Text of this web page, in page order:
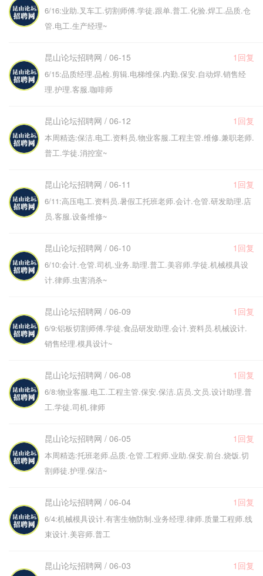
6/16:业助.叉车工.切割师傅.学徒.跟单.普工.化验.焊工.品质.仓
管.电工.生产经理~
昆山论坛招聘网 / 06-15 1回复
6/15:品质经理.品检.剪辑.电梯维保.内勤.保安.自动焊.销售经
理.护理.客服.咖啡师
昆山论坛招聘网 / 06-12 1回复
本周精选:保洁.电工.资料员.物业客服.工程主管.维修.兼职老师.
普工.学徒.消控室~
昆山论坛招聘网 / 06-11 1回复
6/11:高压电工.资料员.暑假工托班老师.会计.仓管.研发助理.店
员.客服.设备维修~
昆山论坛招聘网 / 06-10 1回复
6/10:会计.仓管.司机.业务.助理.普工.美容师.学徒.机械模具设
计.律师.虫害消杀~
昆山论坛招聘网 / 06-09 1回复
6/9:铝板切割师傅.学徒.食品研发助理.会计.资料员.机械设计.
销售经理.模具设计~
昆山论坛招聘网 / 06-08 1回复
6/8:物业客服.电工.工程主管.保安.保洁.店员.文员.设计助理.普
工.学徒.司机.律师
昆山论坛招聘网 / 06-05 1回复
本周精选:托班老师.品质.仓管.工程师.业助.保安.前台.烧饭.切
割师徒.护理.保洁~
昆山论坛招聘网 / 06-04 1回复
6/4:机械模具设计.有害生物防制.业务经理.律师.质量工程师.线
束设计.美容师.普工
昆山论坛招聘网 / 06-03 1回复